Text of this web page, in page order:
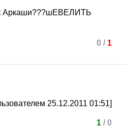
Аркаши???шЕВЕЛИТЬ
0 / 1
25.12.2011 01:51]
1/ 0